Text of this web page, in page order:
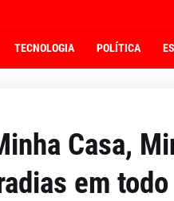
TECNOLOGIA POLÍTICA
Casa,
em